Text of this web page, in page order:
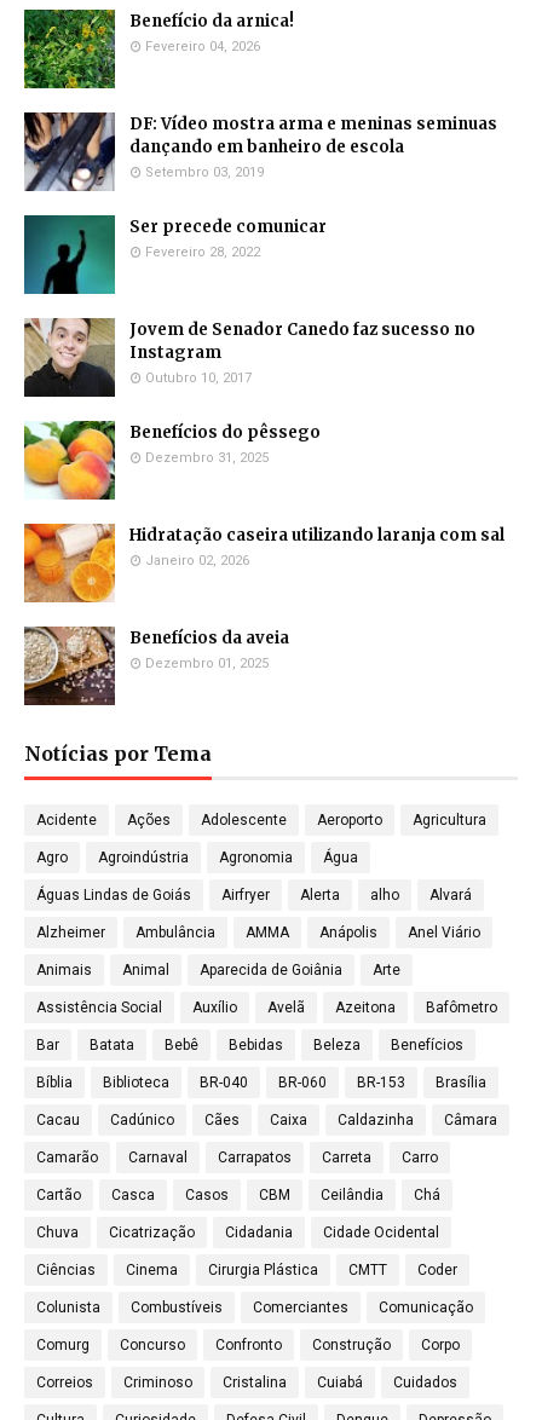
Benefício da arnica!
Fevereiro 04, 2026
DF: Vídeo mostra arma e meninas seminuas
dançando em banheiro de escola
Setembro 03, 2019
Ser precede comunicar
Fevereiro 28, 2022
Jovem de Senador Canedo faz sucesso no
Instagram
Outubro 10, 2017
Benefícios do pêssego
Dezembro 31, 2025
Hidratação caseira utilizando laranja com sal
Janeiro 02, 2026
Benefícios da aveia
Dezembro 01, 2025
Notícias por Tema
Acidente Ações Adolescente Aeroporto Agricultura
Agro Agroindústria Agronomia Água
Águas Lindas de Goiás Airfryer Alerta alho Alvará
Alzheimer Ambulância AMMA Anápolis Anel Viário
Animais Animal Aparecida de Goiânia Arte
Assistência Social Auxílio Avelã Azeitona Bafômetro
Bar Batata Bebê Bebidas Beleza Benefícios
Bíblia Biblioteca BR-040 BR-060 BR-153 Brasília
Cacau Cadúnico Cães Caixa Caldazinha Câmara
Camarão Carnaval Carrapatos Carreta Carro
Cartão Casca Casos CBM Ceilândia Chá
Chuva Cicatrização Cidadania Cidade Ocidental
Ciências Cinema Cirurgia Plástica CMTT Coder
Colunista Combustíveis Comerciantes Comunicação
Comurg Concurso Confronto Construção Corpo
Correios Criminoso Cristalina Cuiabá Cuidados